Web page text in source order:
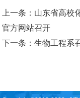
上一条： 山东省高校
官方网站召开
下一条：生物工程系